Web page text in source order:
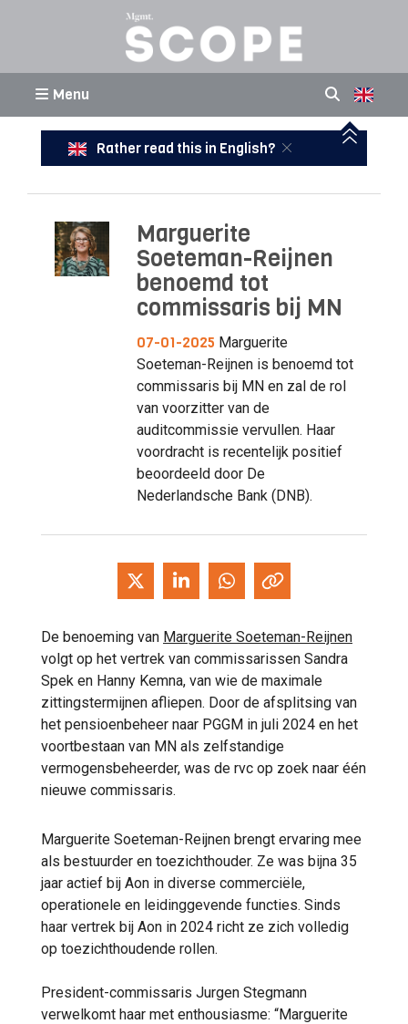
Menu
Rather read this in English?
Marguerite
Soeteman-Reijnen
benoemd tot
commissaris bij MN
07-01-2025 Marguerite
Soeteman-Reijnen is benoemd tot
commissaris bij MN en zal de rol
van voorzitter van de
auditcommissie vervullen. Haar
voordracht is recentelijk positief
beoordeeld door De
Nederlandsche Bank (DNB).
De benoeming van Marguerite Soeteman-Reijnen
volgt op het vertrek van commissarissen Sandra
Spek en Hanny Kemna, van wie de maximale
zittingstermijnen afliepen. Door de afsplitsing van
het pensioenbeheer naar PGGM in juli 2024 en het
voortbestaan van MN als zelfstandige
vermogensbeheerder, was de rvc op zoek naar één
nieuwe commissaris.
Marguerite Soeteman-Reijnen brengt ervaring mee
als bestuurder en toezichthouder. Ze was bijna 35
jaar actief bij Aon in diverse commerciële,
operationele en leidinggevende functies. Sinds
haar vertrek bij Aon in 2024 richt ze zich volledig
op toezichthoudende rollen.
President-commissaris Jurgen Stegmann
verwelkomt haar met enthousiasme: “Marguerite